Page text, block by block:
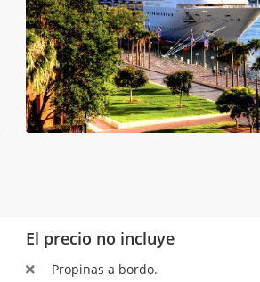
El precio no incluye
Propinas a bordo.